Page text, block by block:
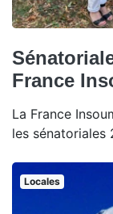
France
La France
les sénatoriales
Locales